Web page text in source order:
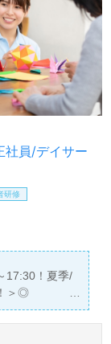
来的に検討の
問い合わせ/ご
渉など完全無
求人も取扱い
お問い合わ
社員/デイサー
研修
17:30！夏季/
＞◎
以上有資格者
勤可能です。